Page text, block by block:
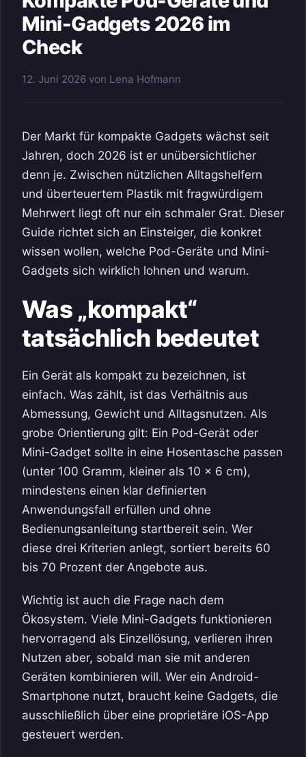
Mini-Gadgets 2026 im
Check
12. Juni 2026 von Lena Hofmann
Der Markt für kompakte Gadgets wächst seit
Jahren, doch 2026 ist er unübersichtlicher
denn je. Zwischen nützlichen Alltagshelfern
und überteuertem Plastik mit fragwürdigem
Mehrwert liegt oft nur ein schmaler Grat. Dieser
Guide richtet sich an Einsteiger, die konkret
wissen wollen, welche Pod-Geräte und Mini-
Gadgets sich wirklich lohnen und warum.
Was „kompakt“
tatsächlich bedeutet
Ein Gerät als kompakt zu bezeichnen, ist
einfach. Was zählt, ist das Verhältnis aus
Abmessung, Gewicht und Alltagsnutzen. Als
grobe Orientierung gilt: Ein Pod-Gerät oder
Mini-Gadget sollte in eine Hosentasche passen
(unter 100 Gramm, kleiner als 10 x 6 cm),
mindestens einen klar definierten
Anwendungsfall erfüllen und ohne
Bedienungsanleitung startbereit sein. Wer
diese drei Kriterien anlegt, sortiert bereits 60
bis 70 Prozent der Angebote aus.
Wichtig ist auch die Frage nach dem
Ökosystem. Viele Mini-Gadgets funktionieren
hervorragend als Einzellösung, verlieren ihren
Nutzen aber, sobald man sie mit anderen
Geräten kombinieren will. Wer ein Android-
Smartphone nutzt, braucht keine Gadgets, die
ausschließlich über eine proprietäre iOS-App
gesteuert werden.